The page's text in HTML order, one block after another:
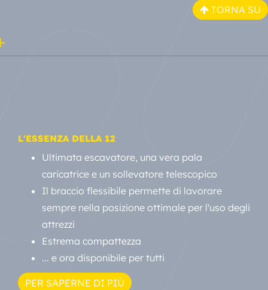
TORNA SU
L'ESSENZA DELLA 12
Ultimata escavatore, una vera pala
caricatrice e un sollevatore telescopico
Il braccio flessibile permette di lavorare
sempre nella posizione ottimale per l'uso degli
attrezzi
Estrema compattezza
... e ora disponibile per tutti
PER SAPERNE DI PIÙ